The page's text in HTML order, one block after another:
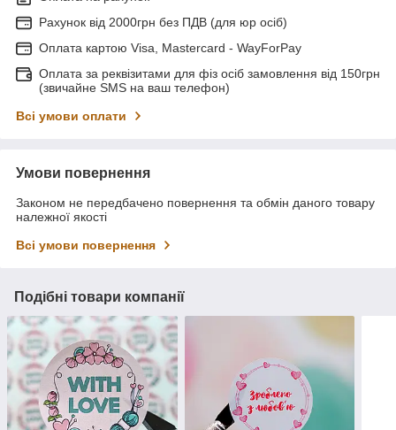
Рахунок від 2000грн без ПДВ (для юр осіб)
Оплата картою Visa, Mastercard - WayForPay
Оплата за реквізитами для фіз осіб замовлення від 150грн
(звичайне SMS на ваш телефон)
Всі умови оплати
Умови повернення
Законом не передбачено повернення та обмін даного товару
належної якості
Всі умови повернення
Подібні товари компанії